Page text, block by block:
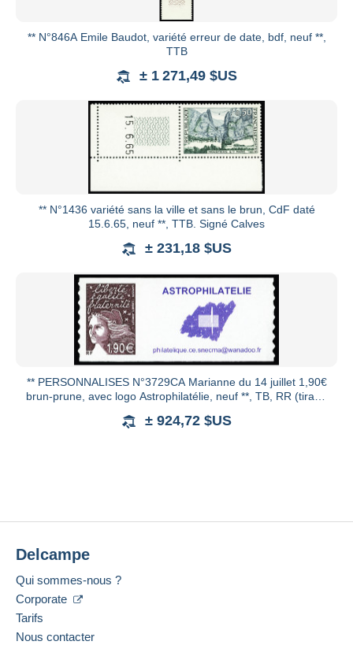
** N°846A Emile Baudot, variété erreur de date, bdf, neuf **,
TTB
± 1 271,49 $US
** N°1436 variété sans la ville et sans le brun, CdF daté
15.6.65, neuf **, TTB. Signé Calves
± 231,18 $US
** PERSONNALISES N°3729CA Marianne du 14 juillet 1,90€
brun-prune, avec logo Astrophilatélie, neuf **, TB, RR (tirage
± 924,72 $US
Delcampe
Qui sommes-nous ?
Corporate
Tarifs
Nous contacter